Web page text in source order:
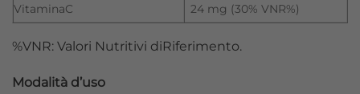
VitaminaC
24 mg (30% VNR%)
%VNR: Valori Nutritivi diRiferimento.
Modalità d’uso